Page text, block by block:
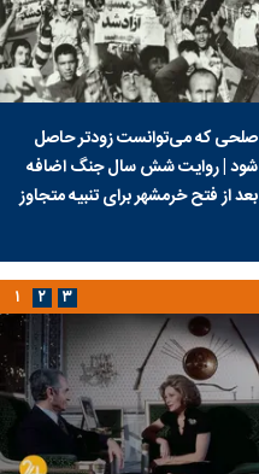
صلحی که می‌توانست زودتر حاصل
شود | روایت شش سال جنگ اضافه
بعد از فتح خرمشهر برای تنبیه متجاوز
۱ ۲ ۳